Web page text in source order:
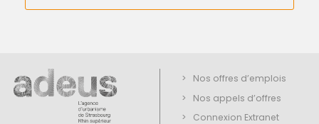
Nos offres d’emplois
Nos appels d’offres
Connexion Extranet